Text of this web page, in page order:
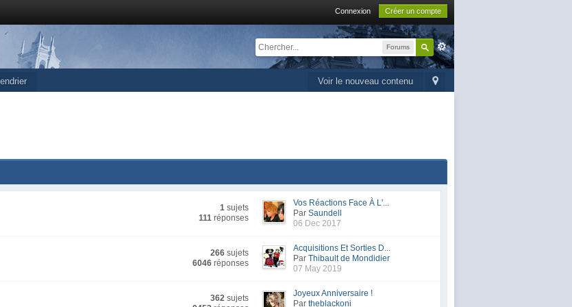
Connexion Créer un compte
Forums
Voir le nouveau contenu
1 sujets
111 réponses
Vos Réactions Face À L'...
Par Saundell
06 Dec 2017
266 sujets
6046 réponses
Acquisitions Et Sorties D...
Par Thibault de Mondidier
07 May 2019
362 sujets
Joyeux Anniversaire !
Par theblackoni